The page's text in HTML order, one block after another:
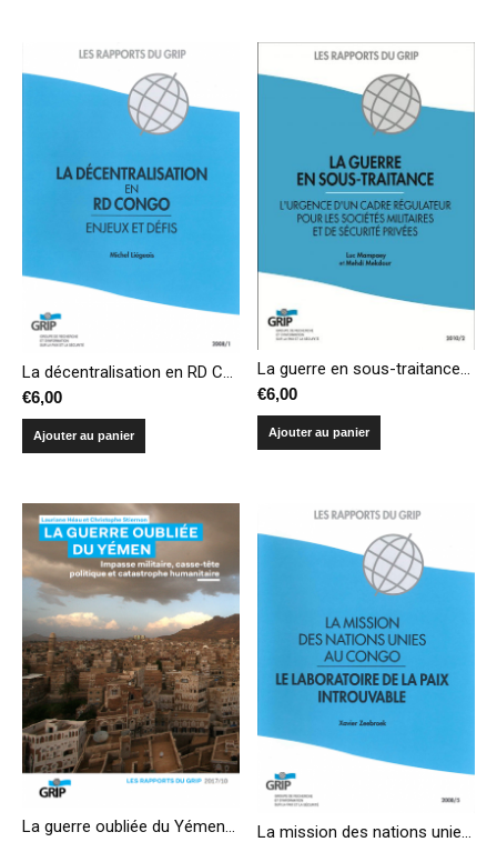
La décentralisation en RD Congo – Enjeux et défis
€6,00
Ajouter au panier
La guerre en sous-traitance : l’urgence d’un cadre régulateur pour les sociétés militaires et de sécurité privées
€6,00
Ajouter au panier
La guerre oubliée du Yémen : impasse militaire, casse-tête politique et catastrophe humanitaire La mission des nations unies au Congo – Le laboratoire de la paix introuvable